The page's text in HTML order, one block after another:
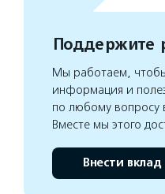
Поддержите
Мы работаем, чтобы
информация и
по любому вопросу
Вместе мы этого
Внести вклад